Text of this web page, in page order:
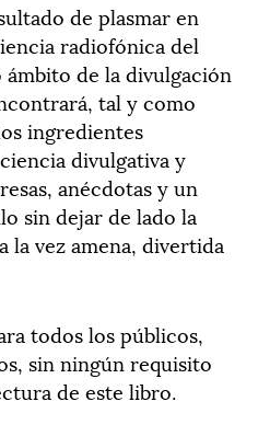
de plasmar en
radiofónica del
de la divulgación
tal y como
ingredientes
divulgativa y
anécdotas y un
sin dejar de lado la
la vez amena, divertida
todos los públicos,
sin ningún requisito
de este libro.